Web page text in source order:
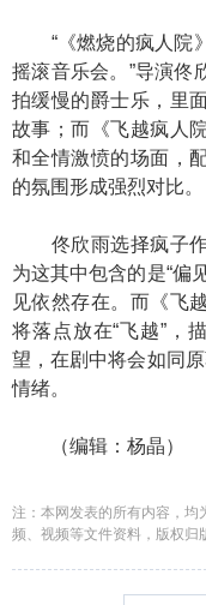
“《燃烧的疯人院》
摇滚音乐会。”导演佟
拍缓慢的爵士乐，里
故事；而《飞越疯人
和全情激愤的场面，
的氛围形成强烈对比。
佟欣雨选择疯子作
为这其中包含的是“偏
见依然存在。而《飞
将落点放在“飞越”，
望，在剧中将会如同
情绪。
（编辑：杨晶）
注：本网发表的所有内容，均
频、视频等文件资料，版权归